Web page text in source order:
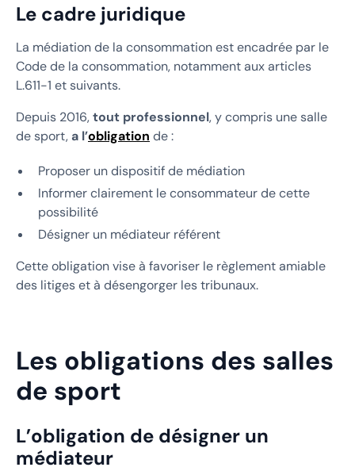
Le cadre juridique
La médiation de la consommation est encadrée par le
Code de la consommation, notamment aux articles
L.611-1 et suivants.
Depuis 2016,tout professionnel, y compris une salle
de sport, a l’obligation de :
Proposer un dispositif de médiation
Informer clairement le consommateur de cette
possibilité
Désigner un médiateur référent
Cette obligation vise à favoriser le règlement amiable
des litiges et à désengorger les tribunaux.
Les obligations des salles
de sport
L’obligation de désigner un
médiateur